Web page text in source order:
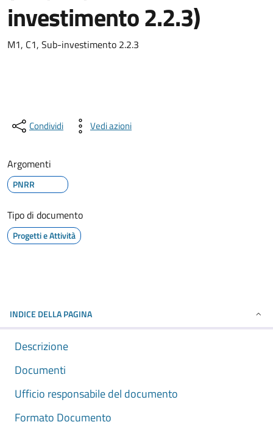
investimento 2.2.3)
M1, C1, Sub-investimento 2.2.3
Condividi Vedi azioni
Argomenti
PNRR
Tipo di documento
Progetti e Attività
INDICE DELLA PAGINA
Descrizione
Documenti
Ufficio responsabile del documento
Formato Documento